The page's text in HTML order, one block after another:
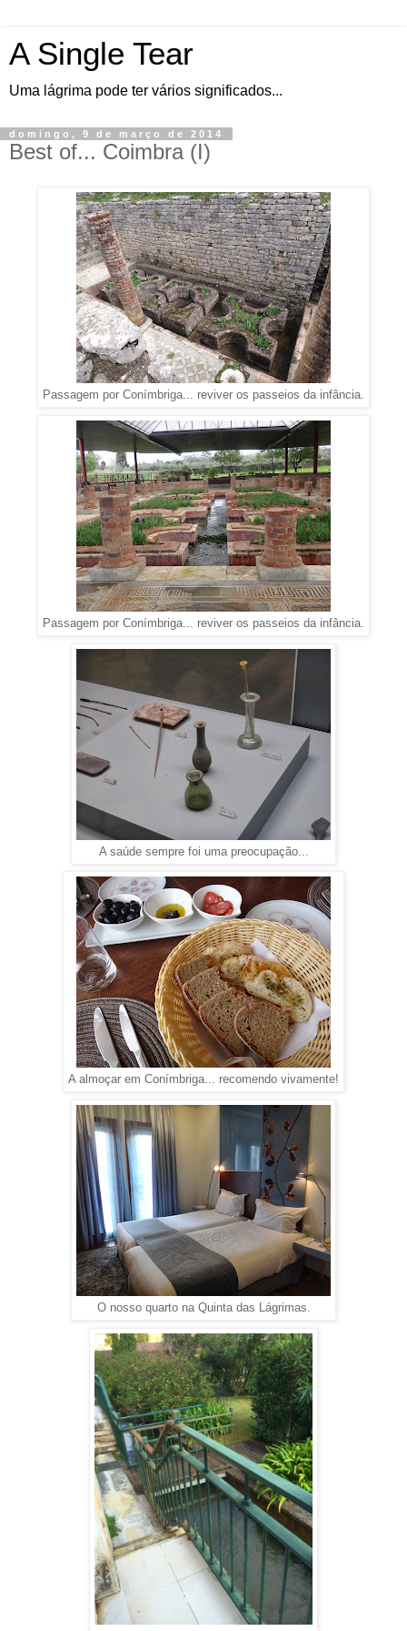
A Single Tear
Uma lágrima pode ter vários significados...
domingo, 9 de março de 2014
Best of... Coimbra (I)
Passagem por Conímbriga... reviver os passeios da infância.
Passagem por Conímbriga... reviver os passeios da infância.
A saúde sempre foi uma preocupação...
A almoçar em Conímbriga... recomendo vivamente!
O nosso quarto na Quinta das Lágrimas.